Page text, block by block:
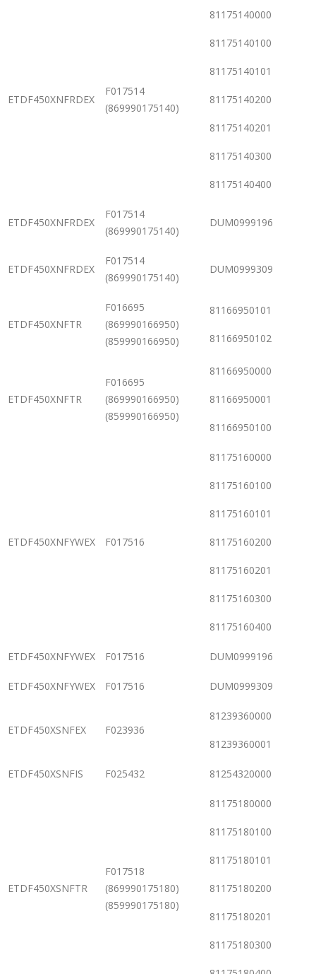
ETDF450XNFRDEX
F017514
(869990175140)
81175140000
81175140100
81175140101
81175140200
81175140201
81175140300
81175140400
ETDF450XNFRDEX
F017514
(869990175140)
DUM0999196
ETDF450XNFRDEX
F017514
(869990175140)
DUM0999309
ETDF450XNFTR
F016695
(869990166950)
(859990166950)
81166950101
81166950102
ETDF450XNFTR
F016695
(869990166950)
(859990166950)
81166950000
81166950001
81166950100
ETDF450XNFYWEX F017516
81175160000
81175160100
81175160101
81175160200
81175160201
81175160300
81175160400
ETDF450XNFYWEX F017516 DUM0999196
ETDF450XNFYWEX F017516 DUM0999309
ETDF450XSNFEX F023936
81239360000
81239360001
ETDF450XSNFIS F025432 81254320000
ETDF450XSNFTR
F017518
(869990175180)
(859990175180)
81175180000
81175180100
81175180101
81175180200
81175180201
81175180300